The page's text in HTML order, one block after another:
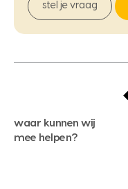
stel je vraag
waar kunnen wij
mee helpen?